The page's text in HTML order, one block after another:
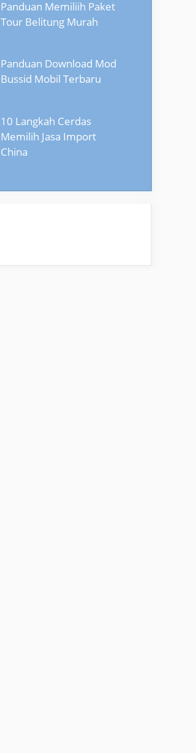
Panduan Memiliih Paket
Tour Belitung Murah
Panduan Download Mod
Bussid Mobil Terbaru
10 Langkah Cerdas
Memilih Jasa Import
China